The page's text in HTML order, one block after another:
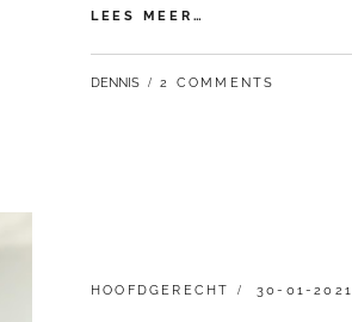
LEES MEER…
KIP
BY
DENNIS 2 COMMENTS
CATEGORIES:
HOOFDGERECHT
GEPLAATST
30-01-2021